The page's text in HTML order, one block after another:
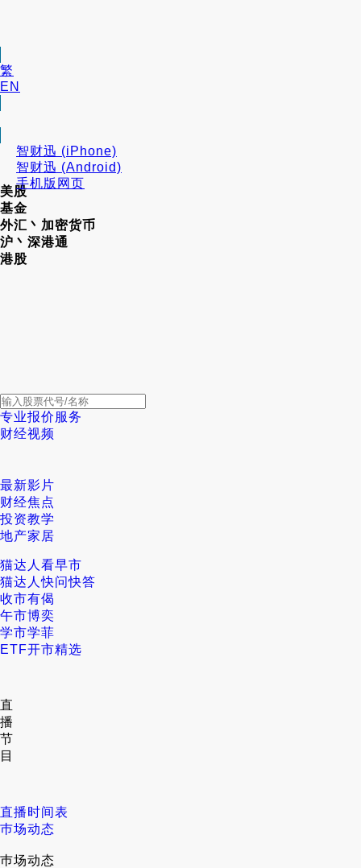
繁
EN
智财迅 (iPhone)
智财迅 (Android)
手机版网页
美股
基金
外汇丶加密货币
沪丶深港通
港股
专业报价服务
财经视频
最新影片
财经焦点
投资教学
地产家居
猫达人看早市
猫达人快问快答
收市有偈
午市博奕
学市学菲
ETF开市精选
直
播
节
目
直播时间表
巿场动态
巿场动态